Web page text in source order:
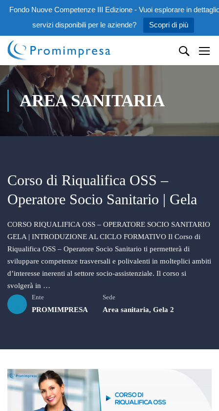
Fondo Nuove Competenze III Edizione - Vuoi esplorare in
servizi disponibili per le aziende?
Scopri di più
AREA SANITARIA
Corso di Riqualifica OSS –
Operatore Socio Sanitario | Gela
CORSO RIQUALIFICA OSS – OPERATORE SOCIO SANITARIO
GELA | INTRODUZIONE AL CICLO FORMATIVO Il Corso di
Riqualifica OSS – Operatore Socio Sanitario ti permetterà di
sviluppare competenze trasversali e polivalenti in molteplici ambiti
d’interesse inerenti al settore socio-assistenziale. Il corso si
svolgerà in …
Ente
PROMIMPRESA
Sede
Area sanitaria, Gela 2